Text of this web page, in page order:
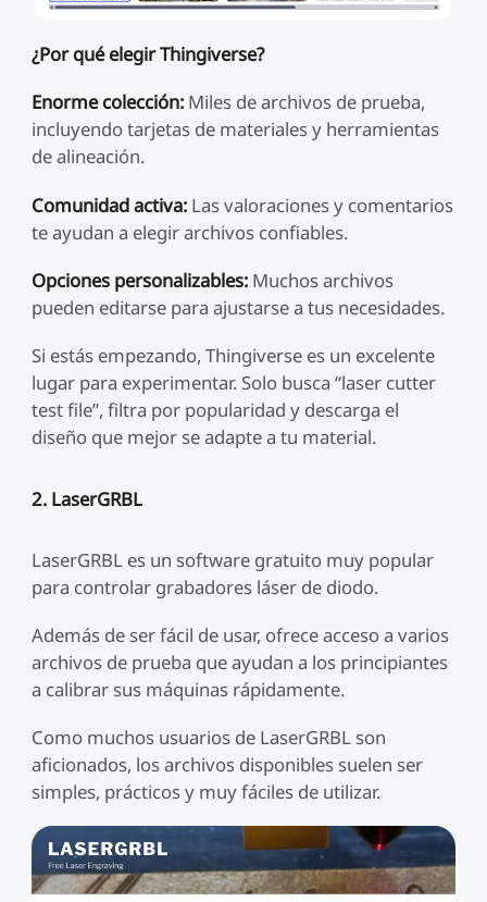
¿Por qué elegir Thingiverse?
Enorme colección:Miles de archivos de prueba,
incluyendo tarjetas de materiales y herramientas
de alineación.
Comunidad activa:Las valoraciones y comentarios
te ayudan a elegir archivos confiables.
Opciones personalizables:Muchos archivos
pueden editarse para ajustarse a tus necesidades.
Si estás empezando, Thingiverse es un excelente
lugar para experimentar. Solo busca “laser cutter
test file”, filtra por popularidad y descarga el
diseño que mejor se adapte a tu material.
2. LaserGRBL
LaserGRBL es un software gratuito muy popular
para controlar grabadores láser de diodo.
Además de ser fácil de usar, ofrece acceso a varios
archivos de prueba que ayudan a los principiantes
a calibrar sus máquinas rápidamente.
Como muchos usuarios de LaserGRBL son
aficionados, los archivos disponibles suelen ser
simples, prácticos y muy fáciles de utilizar.